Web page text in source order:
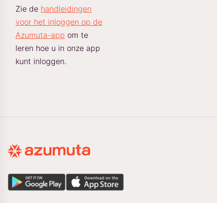
Zie de handleidingen
voor het inloggen op de
Azumuta-app om te
leren hoe u in onze app
kunt inloggen.